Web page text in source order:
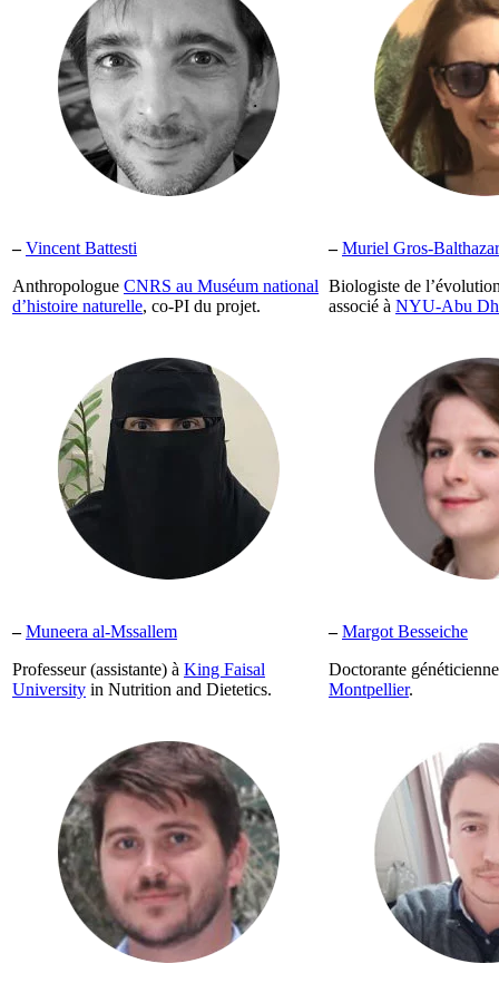
– Vincent Battesti
Anthropologue CNRS au Muséum national
d’histoire naturelle, co-PI du projet.
– Muriel Gros-
Biologiste de
associé à NYU-Abu
– Muneera al-Mssallem
Professeur (assistante) à King Faisal
University in Nutrition and Dietetics.
– Margot Besseiche
Doctorante
Montpellier.